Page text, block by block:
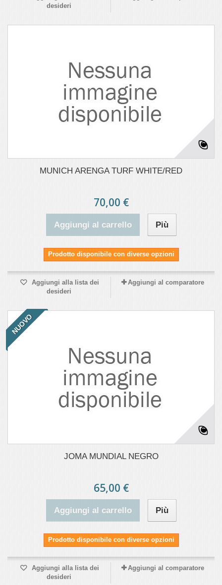
desideri
MUNICH ARENGA TURF WHITE/RED
70,00 €
Aggiungi al carrello Più
Prodotto disponibile con diverse opzioni
Aggiungi alla lista dei
desideri
Aggiungi al comparatore
NUOVO
JOMA MUNDIAL NEGRO
65,00 €
Aggiungi al carrello Più
Prodotto disponibile con diverse opzioni
Aggiungi alla lista dei
desideri
Aggiungi al comparatore